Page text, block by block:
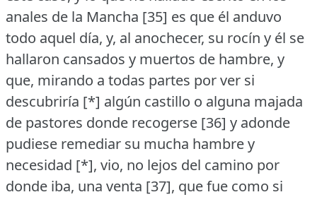
anales de la Mancha [35] es que él anduvo
todo aquel día, y, al anochecer, su rocín y él se
hallaron cansados y muertos de hambre, y
que, mirando a todas partes por ver si
descubriría [*] algún castillo o alguna majada
de pastores donde recogerse [36] y adonde
pudiese remediar su mucha hambre y
necesidad [*], vio, no lejos del camino por
donde iba, una venta [37], que fue como si